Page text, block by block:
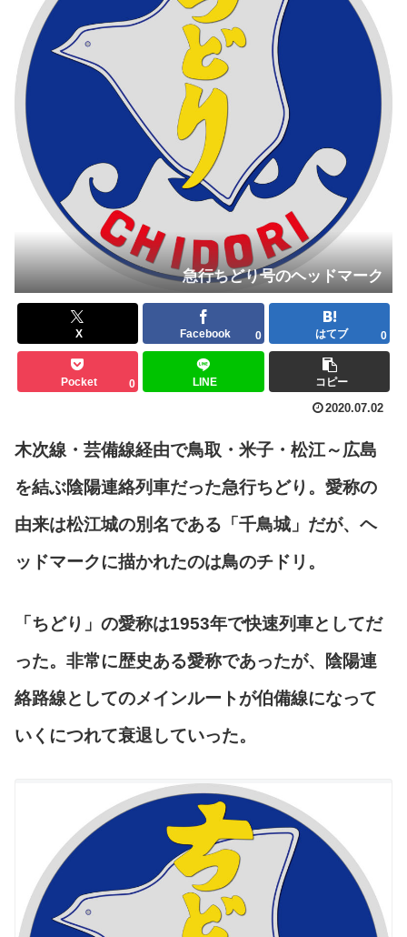
急行ちどり号のヘッドマーク
X Facebook 0 はてブ 0
Pocket 0 LINE コピー
2020.07.02
木次線・芸備線経由で鳥取・米子・松江～広島
を結ぶ陰陽連絡列車だった急行ちどり。愛称の
由来は松江城の別名である「千鳥城」だが、ヘ
ッドマークに描かれたのは鳥のチドリ。
「ちどり」の愛称は1953年で快速列車としてだ
った。非常に歴史ある愛称であったが、陰陽連
絡路線としてのメインルートが伯備線になって
いくにつれて衰退していった。